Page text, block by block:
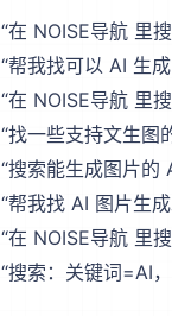
“在 NOISE导航 里
“帮我找可以 AI 生
“在 NOISE导航 里
“找一些支持文生图
“搜索能生成图片的
“帮我找 AI 图片生
“在 NOISE导航 里
“搜索：关键词=AI